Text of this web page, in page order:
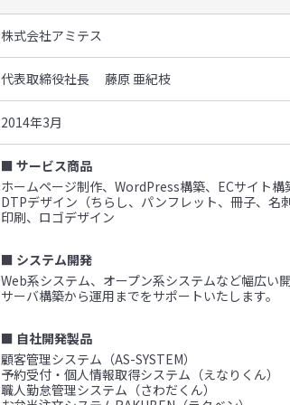
株式会社アミテス
代表取締役社長 藤原 亜紀枝
2014年3月
■ サービス商品
ホームページ制作、WordPress構築、ECサイト構
DTPデザイン（ちらし、パンフレット、冊子、名
印刷、ロゴデザイン
■ システム開発
Web系システム、オープン系システムなど幅広い
サーバ構築から運用までをサポートいたします。
■ 自社開発製品
顧客管理システム（AS-SYSTEM）
予約受付・個人情報取得システム（えなりくん）
職人勤怠管理システム（さわだくん）